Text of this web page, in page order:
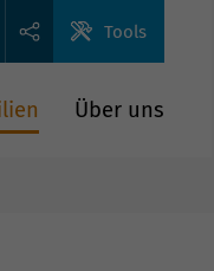
Tools
Über uns